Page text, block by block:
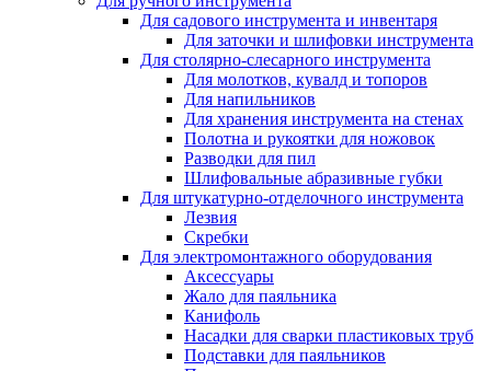
Для садового инструмента и инвентаря
Для заточки и шлифовки инструмента
Для столярно-слесарного инструмента
Для молотков, кувалд и топоров
Для напильников
Для хранения инструмента на стенах
Полотна и рукоятки для ножовок
Разводки для пил
Шлифовальные абразивные губки
Для штукатурно-отделочного инструмента
Лезвия
Скребки
Для электромонтажного оборудования
Аксессуары
Жало для паяльника
Канифоль
Насадки для сварки пластиковых труб
Подставки для паяльников